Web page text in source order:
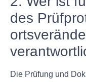
des
Die Prüfung und